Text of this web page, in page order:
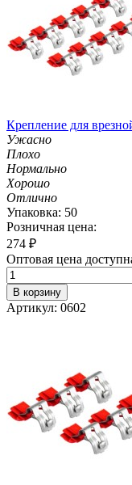
Крепление для
Ужасно
Плохо
Нормально
Хорошо
Отлично
Упаковка: 50
Розничная цена:
274 ₽
Оптовая цена
В корзину
Артикул: 0602